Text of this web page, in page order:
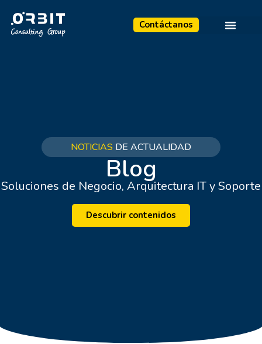
Contáctanos
NOTICIAS DE ACTUALIDAD
Blog
Soluciones de Negocio, Arquitectura IT y Soporte
Descubrir contenidos